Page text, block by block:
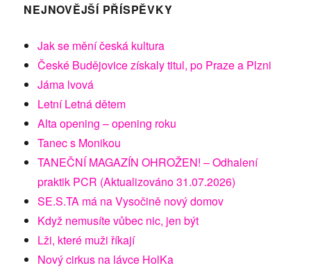
NEJNOVĚJŠÍ PŘÍSPĚVKY
Jak se mění česká kultura
České Budějovice získaly titul, po Praze a Plzni
Jáma lvová
Letní Letná dětem
Alta opening – opening roku
Tanec s Monikou
TANEČNÍ MAGAZÍN OHROŽEN! – Odhalení
praktik PCR (Aktualizováno 31.07.2026)
SE.S.TA má na Vysočině nový domov
Když nemusíte vůbec nic, jen být
Lži, které muži říkají
Nový cirkus na lávce HolKa